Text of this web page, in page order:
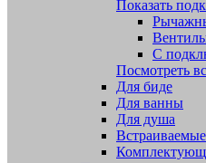
Показать
С
Посмотреть
Для биде
Для ванны
Для душа
Встраиваемые